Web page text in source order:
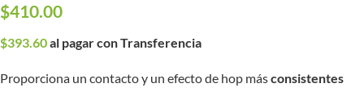
$410.00
$393.60al pagar con Transferencia
Proporciona un contacto y un efecto de hop másconsistentes